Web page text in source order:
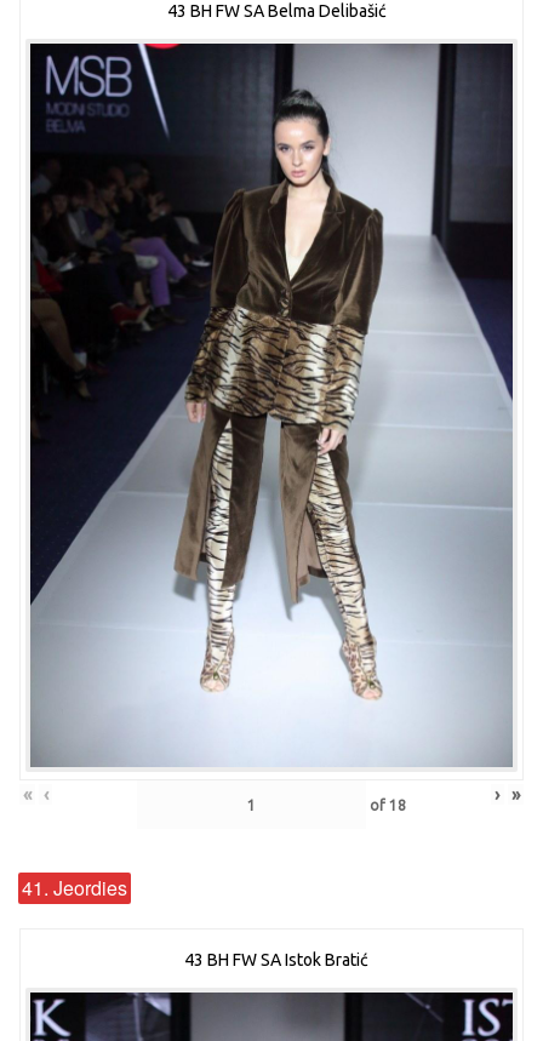
43 BH FW SA Belma Delibašić
« ‹ of 18 › »
41. Jeordies
43 BH FW SA Istok Bratić